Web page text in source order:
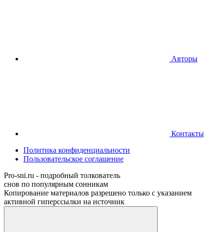
Авторы
Контакты
Политика конфиденциальности
Пользовательское соглашение
Pro-sni.ru - подробный толкователь
снов по популярным сонникам
Копирование материалов разрешено только с указанием
активной гиперссылки на источник